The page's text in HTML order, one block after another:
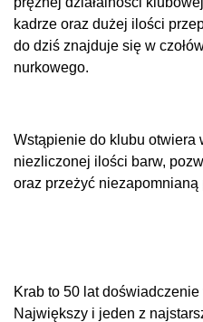
kadrze oraz dużej ilości
do dziś znajduje się w
nurkowego.
Wstąpienie do klubu otwiera
niezliczonej ilości barw,
oraz przeżyć niezapomnianą
Krab to 50 lat
Największy i jeden z